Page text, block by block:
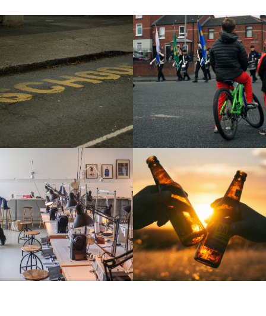
Flow highlighted Over de
grenzen Over de grenzen
2024
Slow Wow –
international
geletterdheid Ierland
longread multimedia
project onderwijs Over de
grenzen Over de grenzen
2024
PISA
taal
taalonderwijs
Fleur Eyckmans
Flow
Over de grenzen
Over de grenzen 2024
Slow Wow – international
Belfast Ierland jongeren
Noord-Ierland Over de
grenzen Over de grenzen
2024 referendum
The
Femke De Jaeger
Over de grenzen
Over de grenzen 2024
Slow
Wow – international
duurzaamheid duurzame
mode ecologie fast
fashion klimaat
Kopenhagen mode
multimedia project Over de
grenzen Over de grenzen
2024 slow fashion
Eefje Geleyn
Flow
Over de grenzen 2024
Slow Wow – international
alcohol buitenland
jongeren longread
multimedia project
ODG2024 Over de
grenzen
Over de grenzen
2024 Zweden
Ruth Van Mello